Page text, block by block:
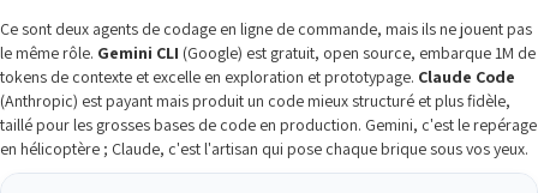
Ce sont deux agents de codage en ligne de commande, mais ils ne jouent pas
le même rôle. Gemini CLI (Google) est gratuit, open source, embarque 1M de
tokens de contexte et excelle en exploration et prototypage. Claude Code
(Anthropic) est payant mais produit un code mieux structuré et plus fidèle,
taillé pour les grosses bases de code en production. Gemini, c'est le repérage
en hélicoptère ; Claude, c'est l'artisan qui pose chaque brique sous vos yeux.